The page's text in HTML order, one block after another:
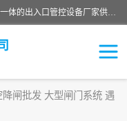
云南实名智科技有限公司是生产、销售、安装为一体的出入口管控设备厂家供应商。主营:电动伸缩门、道闸、广告道闸、重型空降闸、车牌识别、门禁通道、升降柱、岗亭、旗杆等智能设备。主营产品: 电动伸缩门,道闸门禁,车牌识别 生产、销售、安装为一体的出入口管控设备厂家源头供应商。
降闸批发 大型闸门系统 遇